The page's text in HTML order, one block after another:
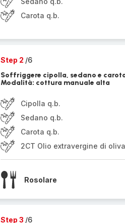
Carota q.b.
Step 2 /6
Soffriggere cipolla, sedano e
Modalità: cottura manuale alta
Cipolla q.b.
Sedano q.b.
Carota q.b.
2CT Olio extravergine di oliva
Rosolare
Step 3 /6